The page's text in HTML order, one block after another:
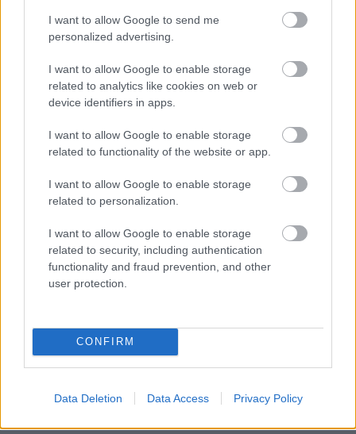
I want to allow Google to send me
personalized advertising.
I want to allow Google to enable storage
related to analytics like cookies on web or
device identifiers in apps.
I want to allow Google to enable storage
related to functionality of the website or app.
I want to allow Google to enable storage
related to personalization.
I want to allow Google to enable storage
related to security, including authentication
functionality and fraud prevention, and other
user protection.
CONFIRM
Data Deletion Data Access Privacy Policy